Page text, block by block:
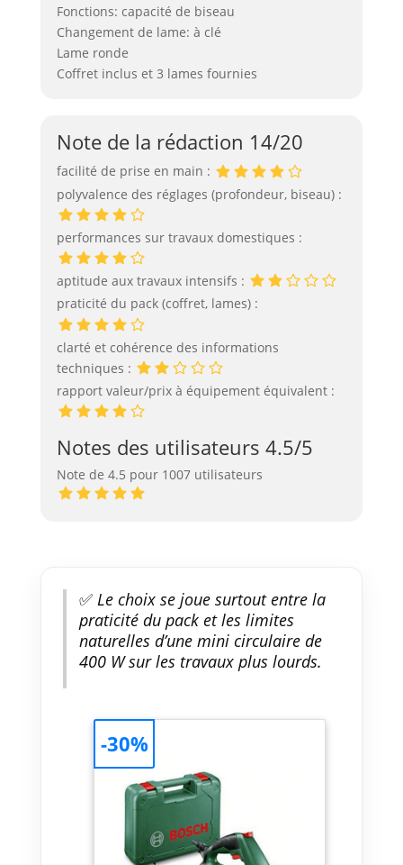
Fonctions: capacité de biseau
Changement de lame: à clé
Lame ronde
Coffret inclus et 3 lames fournies
Note de la rédaction 14/20
facilité de prise en main :
polyvalence des réglages (profondeur, biseau) :
performances sur travaux domestiques :
aptitude aux travaux intensifs :
praticité du pack (coffret, lames) :
clarté et cohérence des informations
techniques :
rapport valeur/prix à équipement équivalent :
Notes des utilisateurs 4.5/5
Note de 4.5 pour 1007 utilisateurs
✅Le choix se joue surtout entre la
praticité du pack et les limites
naturelles d’une mini circulaire de
400 W sur les travaux plus lourds.
-30%